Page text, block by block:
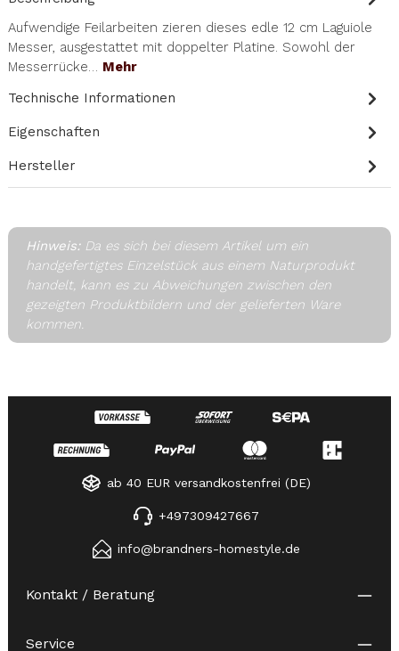
Aufwendige Feilarbeiten zieren dieses edle 12 cm Laguiole
Messer, ausgestattet mit doppelter Platine. Sowohl der
Messerrücke… Mehr
Technische Informationen
Eigenschaften
Hersteller
Hinweis: Da es sich bei diesem Artikel um ein
handgefertigtes Einzelstück aus einem Naturprodukt
handelt, kann es zu Abweichungen zwischen den
gezeigten Produktbildern und der gelieferten Ware
kommen.
ab 40 EUR versandkostenfrei (DE)
+497309427667
info@brandners-homestyle.de
Kontakt / Beratung
Service